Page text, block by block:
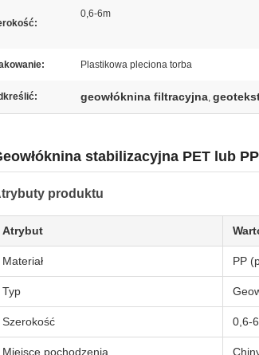
0,6-6m
Plastikowa pleciona torba
geowłóknina filtracyjna,
stabilizacyjna PET lub
produktu
Atrybut
Materiał PP
Typ
Szerokość 0,6-
Miejsce pochodzenia